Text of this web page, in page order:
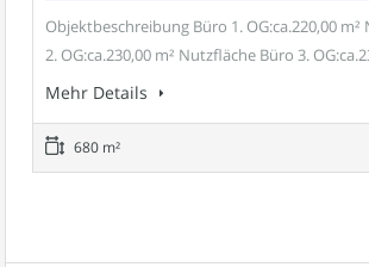
Objektbeschreibung Büro 1. OG:ca.220,00
2. OG:ca.230,00 m² Nutzfläche Büro 3.
Mehr Details
680 m²